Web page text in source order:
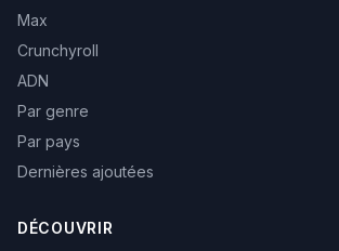
Max
Crunchyroll
ADN
Par genre
Par pays
Dernières ajoutées
DÉCOUVRIR